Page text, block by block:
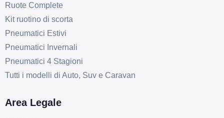
Ruote Complete
Kit ruotino di scorta
Pneumatici Estivi
Pneumatici Invernali
Pneumatici 4 Stagioni
Tutti i modelli di Auto, Suv e Caravan
Area Legale